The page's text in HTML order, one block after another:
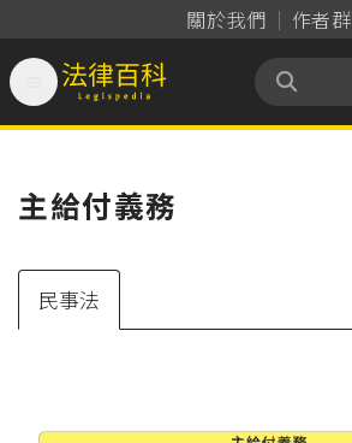
關於我們 作者群
法律百科 Legispedia
主給付義務
民事法